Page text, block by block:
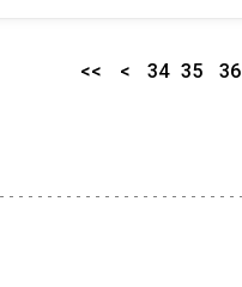
<< < 34 35 36